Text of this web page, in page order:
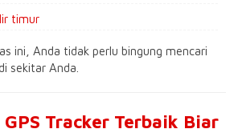
timur
ini, Anda tidak perlu bingung mencari
sekitar Anda.
Tracker Terbaik Biar